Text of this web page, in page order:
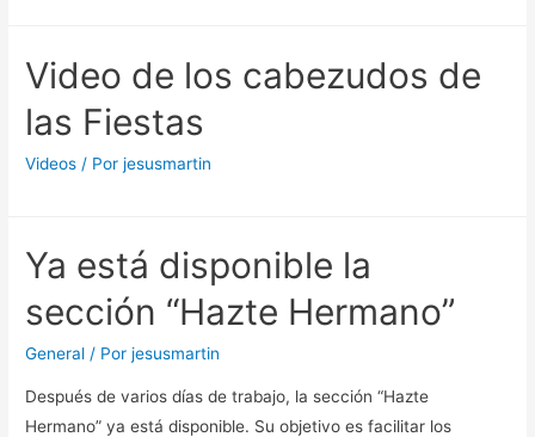
Video de los cabezudos de
las Fiestas
Videos / Porjesusmartin
Ya está disponible la
sección “Hazte Hermano”
General / Porjesusmartin
Después de varios días de trabajo, la sección “Hazte
Hermano” ya está disponible. Su objetivo es facilitar los